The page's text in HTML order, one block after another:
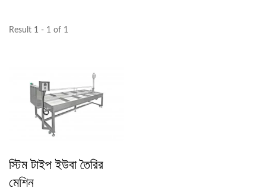
Result 1 - 1 of 1
স্টিম টাইপ ইউবা তৈরির
মেশিন